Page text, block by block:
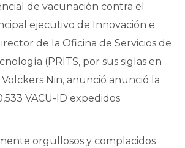
de vacunación contra el
ejecutivo de Innovación e
de la Oficina de Servicios de
(PRITS, por sus siglas en
Nin, anunció anunció la
VACU-ID expedidos
orgullosos y complacidos